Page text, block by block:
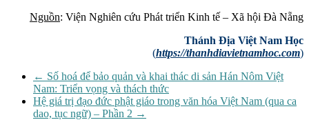
Nguồn: Viện Nghiên cứu Phát triển Kinh tế – Xã hội Đà Nẵng
Thánh Địa Việt Nam Học
(https://thanhdiavietnamhoc.com)
← Số hoá để bảo quản và khai thác di sản Hán Nôm Việt
Nam: Triển vọng và thách thức
Hệ giá trị đạo đức phật giáo trong văn hóa Việt Nam (qua ca
dao, tục ngữ) – Phần 2 →